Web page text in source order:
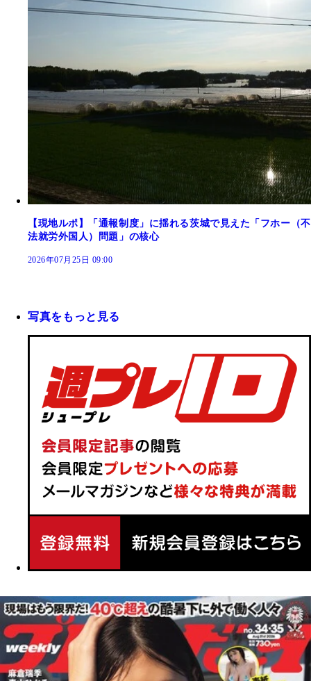
【現地ルポ】「通報制度」に揺れる茨城で見えた「フホー（不
法就労外国人）問題」の核心
2026年07月25日 09:00
写真をもっと見る